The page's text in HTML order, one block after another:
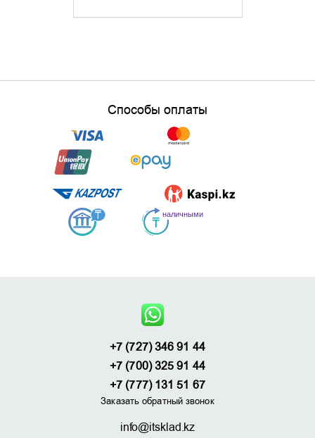
Способы оплаты
+7 (727) 346 91 44
+7 (700) 325 91 44
+7 (777) 131 51 67
Заказать обратный звонок
info@itsklad.kz